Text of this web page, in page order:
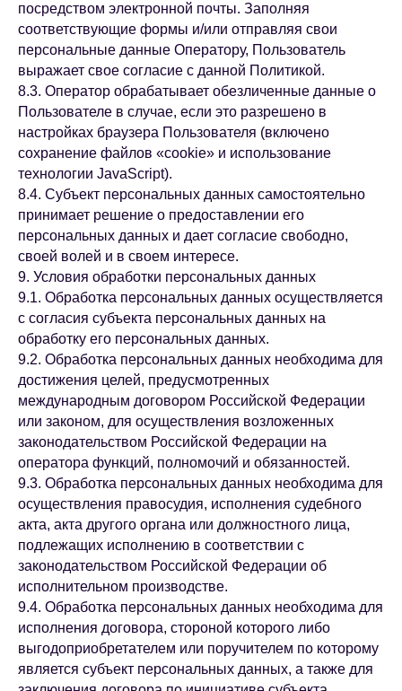
посредством электронной почты. Заполняя
соответствующие формы и/или отправляя свои
персональные данные Оператору, Пользователь
выражает свое согласие с данной Политикой.
8.3. Оператор обрабатывает обезличенные данные о
Пользователе в случае, если это разрешено в
настройках браузера Пользователя (включено
сохранение файлов «cookie» и использование
технологии JavaScript).
8.4. Субъект персональных данных самостоятельно
принимает решение о предоставлении его
персональных данных и дает согласие свободно,
своей волей и в своем интересе.
9. Условия обработки персональных данных
9.1. Обработка персональных данных осуществляется
с согласия субъекта персональных данных на
обработку его персональных данных.
9.2. Обработка персональных данных необходима для
достижения целей, предусмотренных
международным договором Российской Федерации
или законом, для осуществления возложенных
законодательством Российской Федерации на
оператора функций, полномочий и обязанностей.
9.3. Обработка персональных данных необходима для
осуществления правосудия, исполнения судебного
акта, акта другого органа или должностного лица,
подлежащих исполнению в соответствии с
законодательством Российской Федерации об
исполнительном производстве.
9.4. Обработка персональных данных необходима для
исполнения договора, стороной которого либо
выгодоприобретателем или поручителем по которому
является субъект персональных данных, а также для